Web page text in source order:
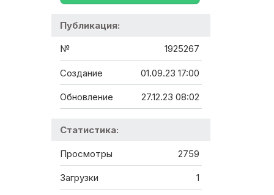
Публикация:
№ 1925267
Создание 01.09.23 17:00
Обновление 27.12.23 08:02
Статистика:
Просмотры 2759
Загрузки 1